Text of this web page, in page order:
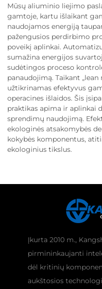
Mūsų aliuminio liejimo
gamtoje, kartu išlaikant
naudojamos energiją
pažengusios perdirbimo
poveikį aplinkai.
sumažina energijos
sudėtingos proceso
panaudojimą. Taikant
užtikrinamas efektyvus
operacines išlaidos. Šis
praktikas apima ir aplinkai
sprendimų naudojimą.
ekologinės atsakomybės
kokybės komponentus,
ekologinius tikslus.
Įkurta 2010 m.,
pirmininkaujanti
dėl kritinių
aukštosios